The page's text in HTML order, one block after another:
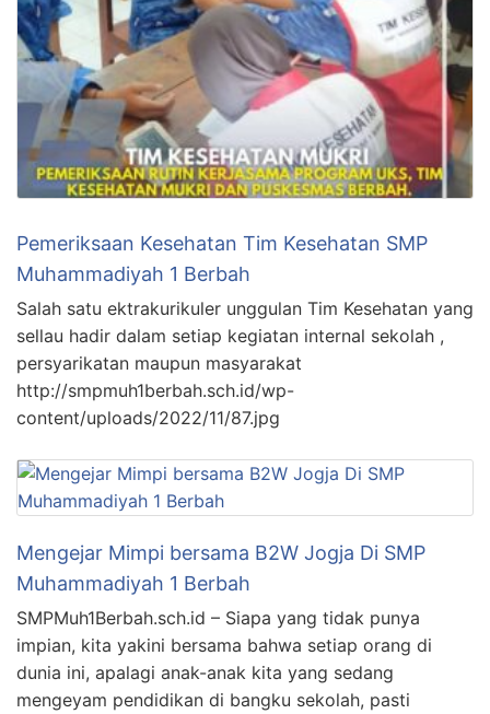
Pemeriksaan Kesehatan Tim Kesehatan SMP
Muhammadiyah 1 Berbah
Salah satu ektrakurikuler unggulan Tim Kesehatan yang
sellau hadir dalam setiap kegiatan internal sekolah ,
persyarikatan maupun masyarakat
http://smpmuh1berbah.sch.id/wp-
content/uploads/2022/11/87.jpg
Mengejar Mimpi bersama B2W Jogja Di SMP
Muhammadiyah 1 Berbah
SMPMuh1Berbah.sch.id – Siapa yang tidak punya
impian, kita yakini bersama bahwa setiap orang di
dunia ini, apalagi anak-anak kita yang sedang
mengeyam pendidikan di bangku sekolah, pasti